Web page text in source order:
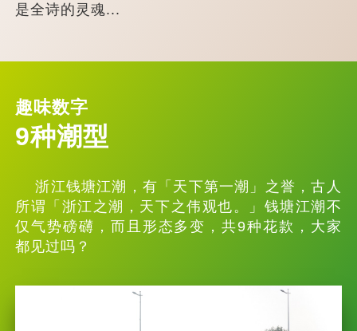
是全诗的灵魂...
趣味数字
9种潮型
浙江钱塘江潮，有「天下第一潮」之誉，古人
所谓「浙江之潮，天下之伟观也。」钱塘江潮不
仅气势磅礴，而且形态多变，共9种花款，大家
都见过吗？